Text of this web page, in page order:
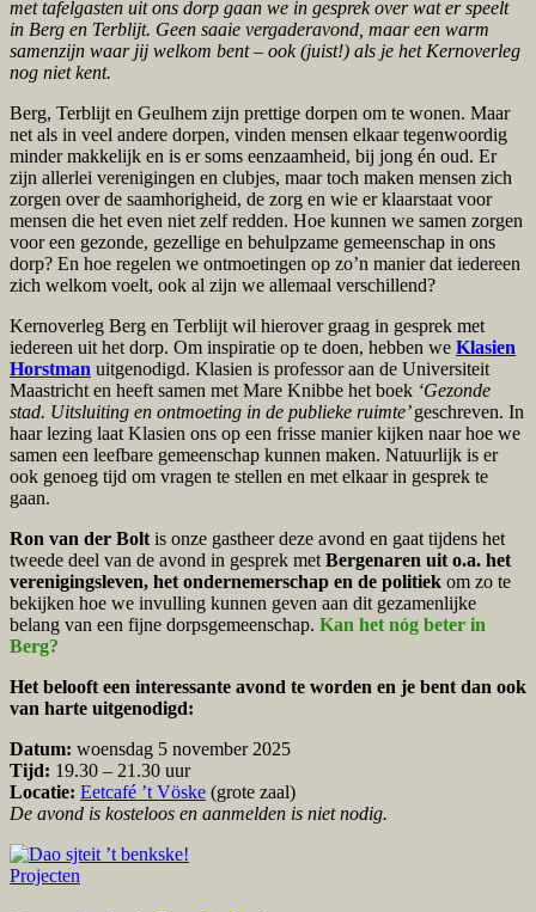
met tafelgasten uit ons dorp gaan we in gesprek over wat er speelt
in Berg en Terblijt. Geen saaie vergaderavond, maar een warm
samenzijn waar jij welkom bent – ook (juist!) als je het Kernoverleg
nog niet kent.
Berg, Terblijt en Geulhem zijn prettige dorpen om te wonen. Maar
net als in veel andere dorpen, vinden mensen elkaar tegenwoordig
minder makkelijk en is er soms eenzaamheid, bij jong én oud. Er
zijn allerlei verenigingen en clubjes, maar toch maken mensen zich
zorgen over de saamhorigheid, de zorg en wie er klaarstaat voor
mensen die het even niet zelf redden. Hoe kunnen we samen zorgen
voor een gezonde, gezellige en behulpzame gemeenschap in ons
dorp? En hoe regelen we ontmoetingen op zo’n manier dat iedereen
zich welkom voelt, ook al zijn we allemaal verschillend?
Kernoverleg Berg en Terblijt wil hierover graag in gesprek met
iedereen uit het dorp. Om inspiratie op te doen, hebben we Klasien
Horstman uitgenodigd. Klasien is professor aan de Universiteit
Maastricht en heeft samen met Mare Knibbe het boek ‘Gezonde
stad. Uitsluiting en ontmoeting in de publieke ruimte’geschreven. In
haar lezing laat Klasien ons op een frisse manier kijken naar hoe we
samen een leefbare gemeenschap kunnen maken. Natuurlijk is er
ook genoeg tijd om vragen te stellen en met elkaar in gesprek te
gaan.
Ron van der Bolt is onze gastheer deze avond en gaat tijdens het
tweede deel van de avond in gesprek met Bergenaren uit o.a. het
verenigingsleven, het ondernemerschap en de politiek om zo te
bekijken hoe we invulling kunnen geven aan dit gezamenlijke
belang van een fijne dorpsgemeenschap. Kan het nóg beter in
Berg?
Het belooft een interessante avond te worden en je bent dan ook
van harte uitgenodigd:
Datum: woensdag 5 november 2025
Tijd: 19.30 – 21.30 uur
Locatie: Eetcafé ’t Vöske (grote zaal)
De avond is kosteloos en aanmelden is niet nodig.
Projecten